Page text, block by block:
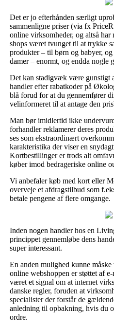
Det er jo efterhånden særligt
sammenligne priser (via fx
online virksomheder, og altså
shops været tvunget til at trykke
produkter – til børn og babyer,
damer – enormt, og endda nogle
Det kan stadigvæk være gunstigt
handler efter rabatkoder på
blå forud for at du gennemfører
velinformeret til at antage den
Man bør imidlertid ikke
forhandler reklamerer deres
ses som ekstraordinært
karakteristika der viser en
Kortbestillinger er trods alt
køber imod bedrageriske online
Vi anbefaler køb med kort eller
overveje et afdragstilbud som
betale pengene af flere omgange.
Inden nogen handler hos en
princippet gennemløbe dens
super interessant.
En anden mulighed kunne
online webshoppen er støttet af
været et signal om at internet
danske regler, foruden at
specialister der forstår de
anledning til opbakning, hvis du
ordre.